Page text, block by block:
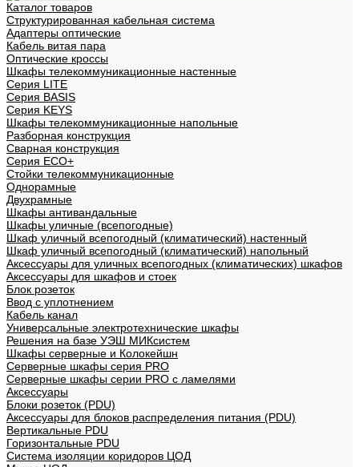
Каталог товаров
Структурированная кабельная система
Адаптеры оптические
Кабель витая пара
Оптические кроссы
Шкафы телекоммуникационные настенные
Cерия LITE
Cерия BASIS
Cерия KEYS
Шкафы телекоммуникационные напольные
Разборная конструкция
Сварная конструкция
Серия ECO+
Стойки телекоммуникационные
Однорамные
Двухрамные
Шкафы антивандальные
Шкафы уличные (всепогодные)
Шкаф уличный всепогодный (климатический) настенный
Шкаф уличный всепогодный (климатический) напольный
Аксессуары для уличных всепогодных (климатических) шкафов
Аксессуары для шкафов и стоек
Блок розеток
Ввод с уплотнением
Кабель канал
Универсальные электротехнические шкафы
Решения на базе УЭШ МИКсистем
Шкафы серверные и Колокейшн
Серверные шкафы серия PRO
Серверные шкафы серии PRO с ламелями
Аксессуары
Блоки розеток (PDU)
Аксессуары для блоков распределения питания (PDU)
Вертикальные PDU
Горизонтальные PDU
Система изоляции коридоров ЦОД